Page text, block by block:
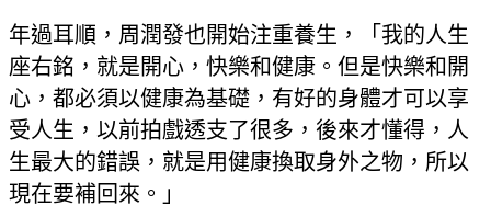
年過耳順，周潤發也開始注重養生，「我的人生
座右銘，就是開心，快樂和健康。但是快樂和開
心，都必須以健康為基礎，有好的身體才可以享
受人生，以前拍戲透支了很多，後來才懂得，人
生最大的錯誤，就是用健康換取身外之物，所以
現在要補回來。」